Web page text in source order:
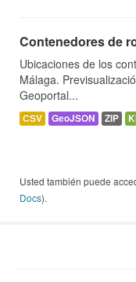
Contenedores de
Ubicaciones de los
Málaga.
Geoportal...
CSV GeoJSON ZIP
Usted también puede
Docs).